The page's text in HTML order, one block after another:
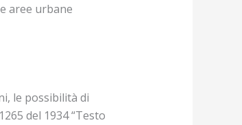
aree urbane
le possibilità di
del 1934 “Testo